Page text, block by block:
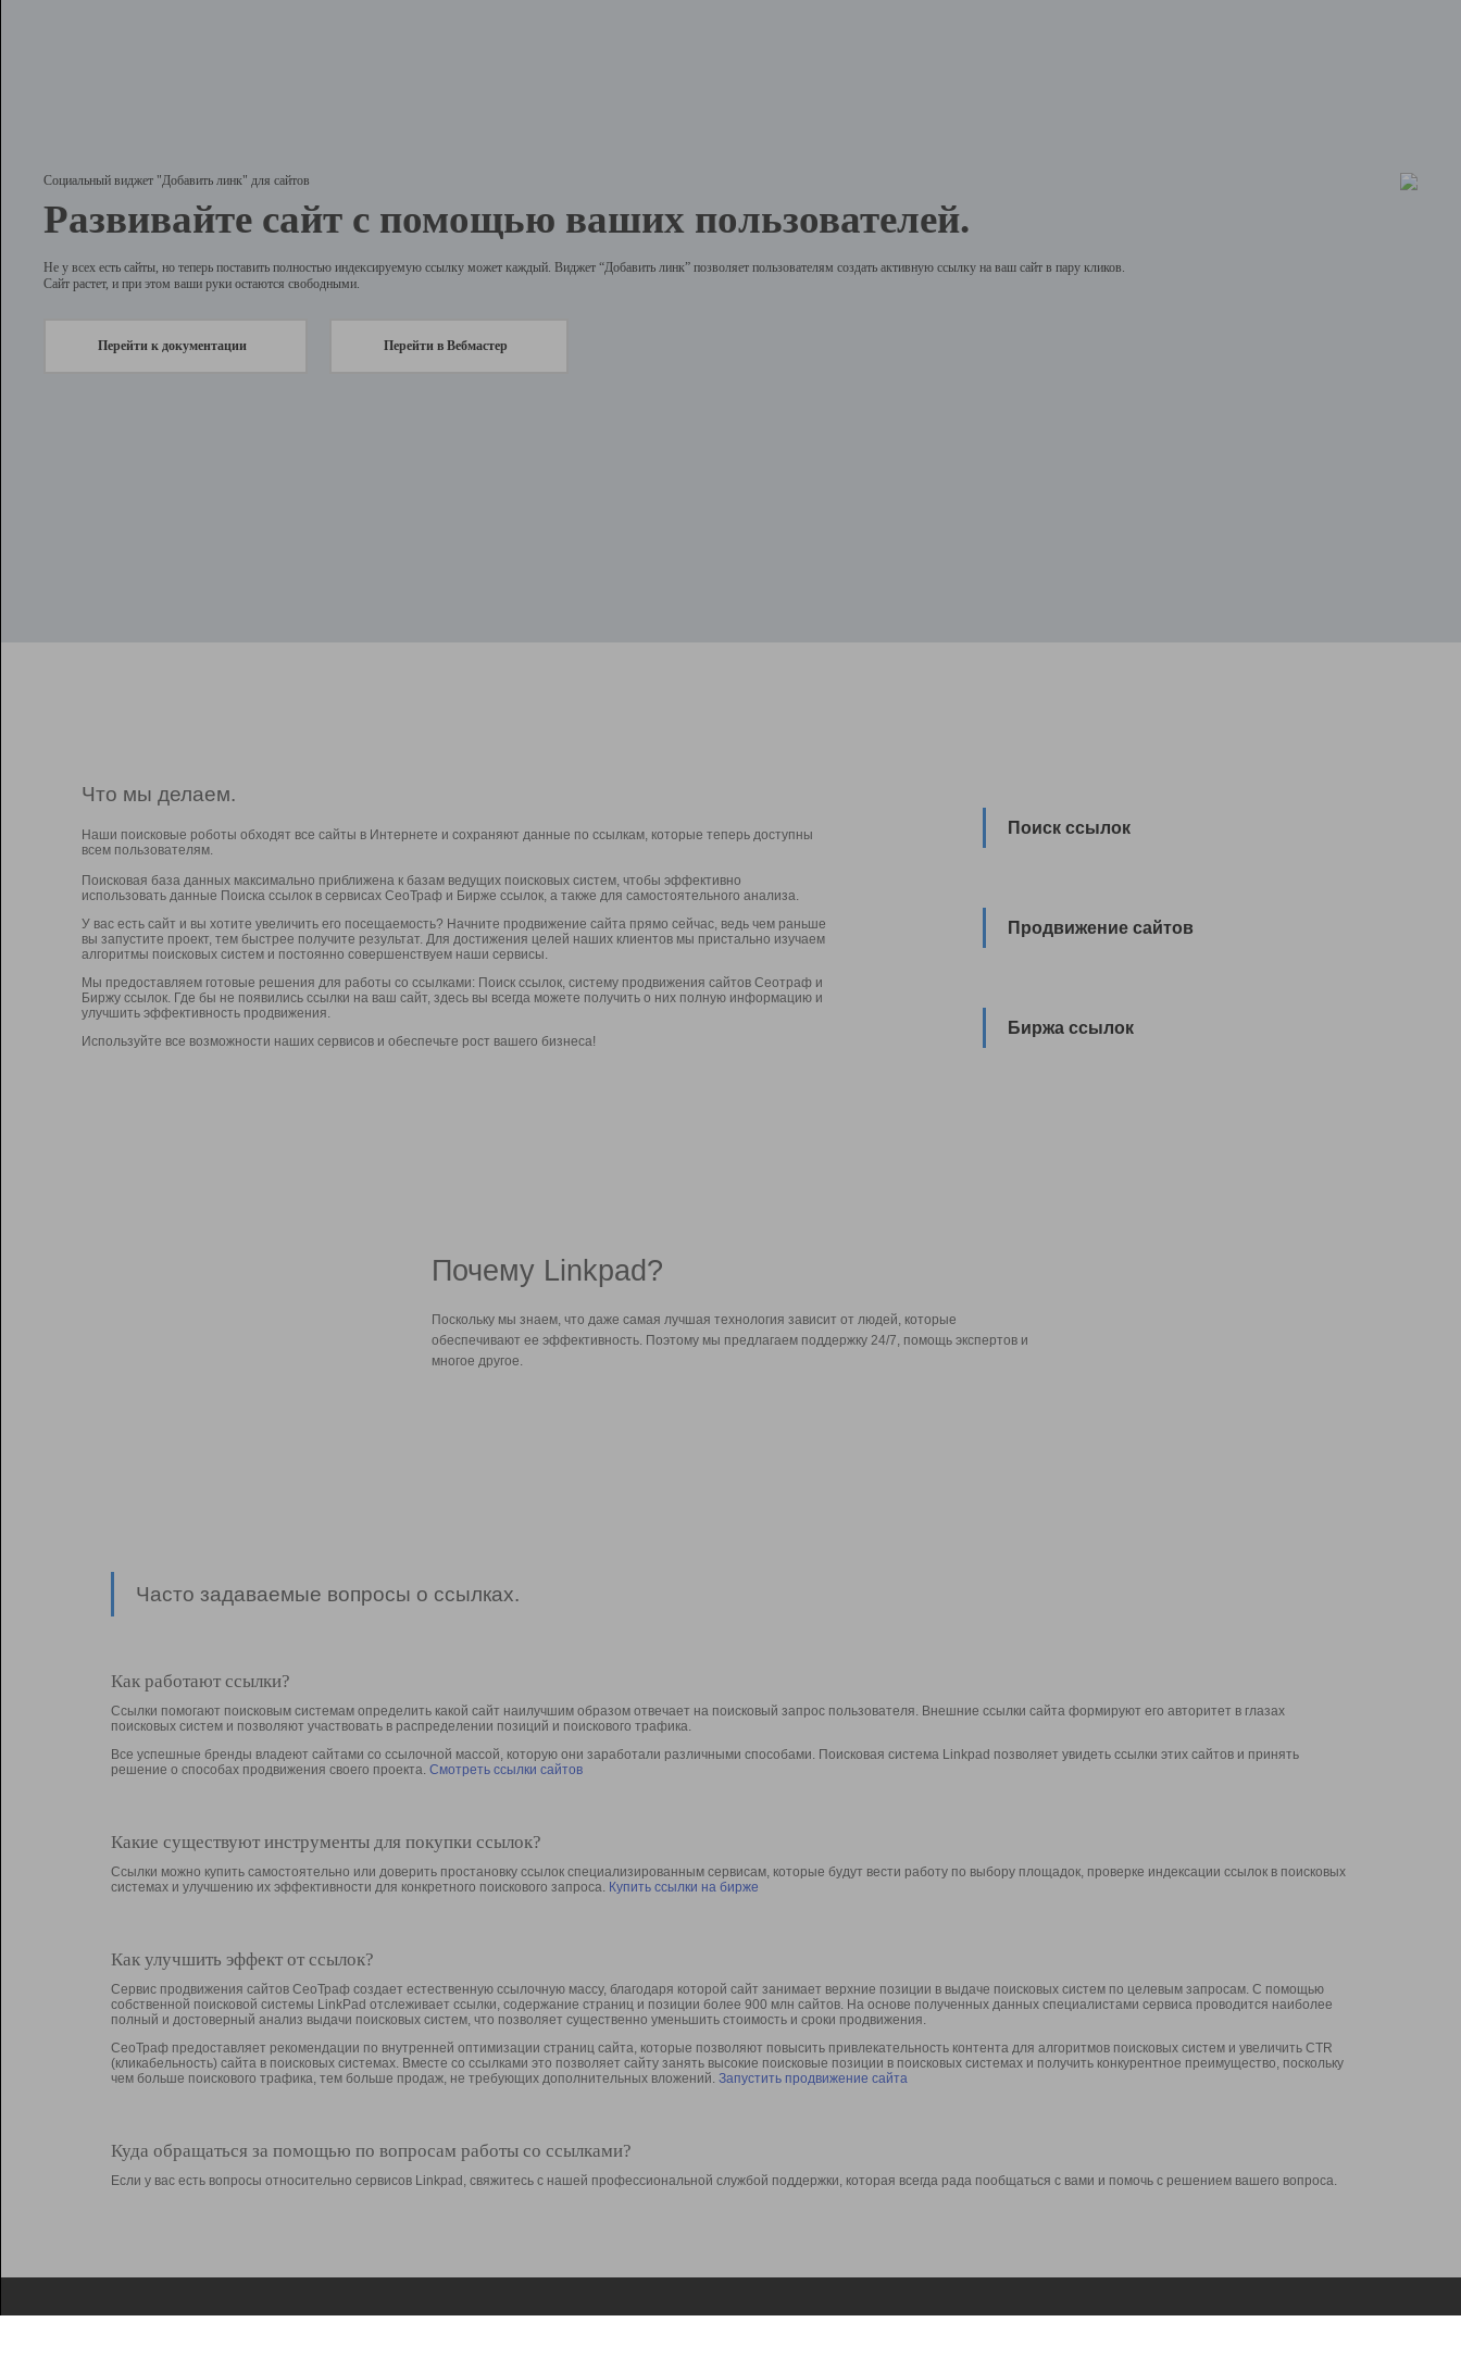
Социальный виджет "Добавить линк" для сайтов
Развивайте сайт с помощью ваших пользователей.
Не у всех есть сайты, но теперь поставить полностью индексируемую ссылку может каждый. Виджет “Добавить линк” позволяет пользователям создать активную ссылку на ваш сайт в пару кликов.
Сайт растет, и при этом ваши руки остаются свободными.
Перейти к документации Перейти в Вебмастер
Что мы делаем.
Наши поисковые роботы обходят все сайты в Интернете и сохраняют данные по ссылкам, которые теперь доступны
всем пользователям.
Поисковая база данных максимально приближена к базам ведущих поисковых систем, чтобы эффективно
использовать данные Поиска ссылок в сервисах СеоТраф и Бирже ссылок, а также для самостоятельного анализа.
У вас есть сайт и вы хотите увеличить его посещаемость? Начните продвижение сайта прямо сейчас, ведь чем раньше
вы запустите проект, тем быстрее получите результат. Для достижения целей наших клиентов мы пристально изучаем
алгоритмы поисковых систем и постоянно совершенствуем наши сервисы.
Мы предоставляем готовые решения для работы со ссылками: Поиск ссылок, систему продвижения сайтов Сеотраф и
Биржу ссылок. Где бы не появились ссылки на ваш сайт, здесь вы всегда можете получить о них полную информацию и
улучшить эффективность продвижения.
Используйте все возможности наших сервисов и обеспечьте рост вашего бизнеса!
Поиск ссылок
Продвижение сайтов
Биржа ссылок
Почему Linkpad?
Поскольку мы знаем, что даже самая лучшая технология зависит от людей, которые
обеспечивают ее эффективность. Поэтому мы предлагаем поддержку 24/7, помощь экспертов и
многое другое.
Часто задаваемые вопросы о ссылках.
Как работают ссылки?
Ссылки помогают поисковым системам определить какой сайт наилучшим образом отвечает на поисковый запрос пользователя. Внешние ссылки сайта формируют его авторитет в глазах
поисковых систем и позволяют участвовать в раcпределении позиций и поискового трафика.
Все успешные бренды владеют сайтами со ссылочной массой, которую они заработали различными способами. Поисковая система Linkpad позволяет увидеть ссылки этих сайтов и принять
решение о способах продвижения своего проекта. Смотреть ссылки сайтов
Какие существуют инструменты для покупки ссылок?
Ссылки можно купить самостоятельно или доверить простановку ссылок специализированным сервисам, которые будут вести работу по выбору площадок, проверке индексации ссылок в поисковых
системах и улучшению их эффективности для конкретного поискового запроса. Купить ссылки на бирже
Как улучшить эффект от ссылок?
Сервис продвижения сайтов СеоТраф создает естественную ссылочную массу, благодаря которой сайт занимает верхние позиции в выдаче поисковых систем по целевым запросам. С помощью
собственной поисковой системы LinkPad отслеживает ссылки, содержание страниц и позиции более 900 млн сайтов. На основе полученных данных специалистами сервиса проводится наиболее
полный и достоверный анализ выдачи поисковых систем, что позволяет существенно уменьшить стоимость и сроки продвижения.
СеоТраф предоставляет рекомендации по внутренней оптимизации страниц сайта, которые позволяют повысить привлекательность контента для алгоритмов поисковых систем и увеличить CTR
(кликабельность) сайта в поисковых системах. Вместе со ссылками это позволяет сайту занять высокие поисковые позиции в поисковых системах и получить конкурентное преимущество, поскольку
чем больше поискового трафика, тем больше продаж, не требующих дополнительных вложений. Запустить продвижение сайта
Куда обращаться за помощью по вопросам работы со ссылками?
Если у вас есть вопросы относительно сервисов Linkpad, свяжитесь с нашей профессиональной службой поддержки, которая всегда рада пообщаться с вами и помочь с решением вашего вопроса.